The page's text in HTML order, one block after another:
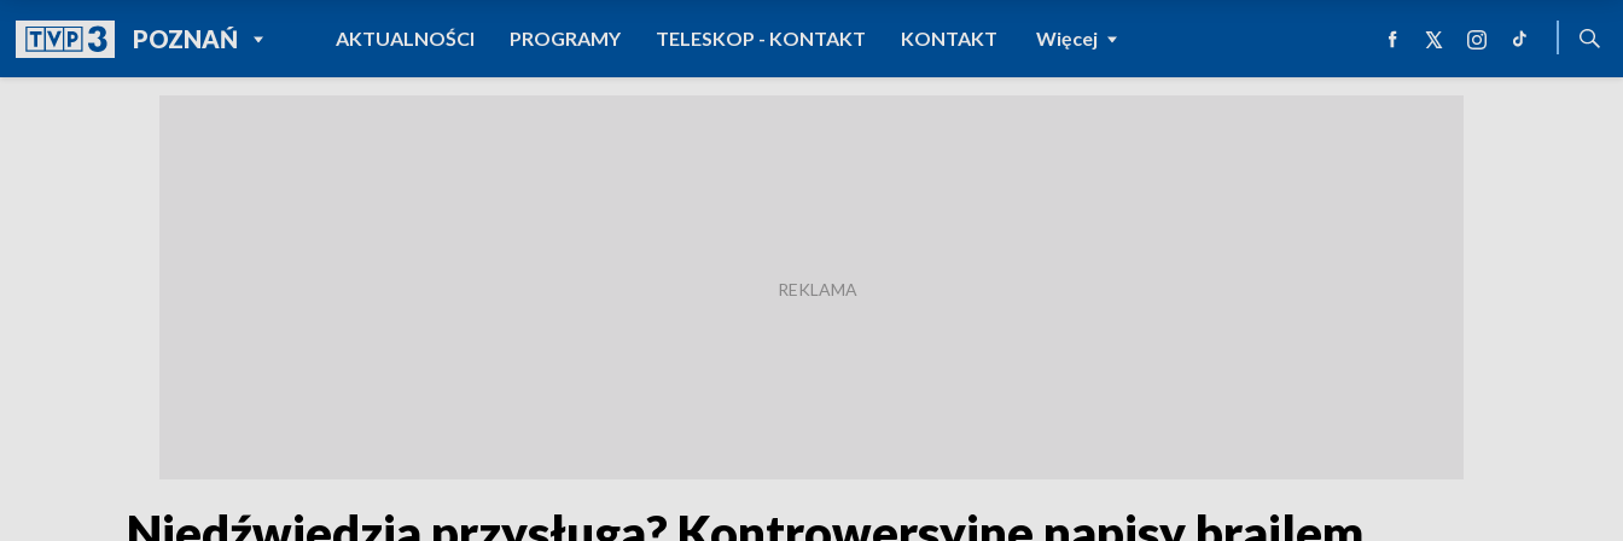
POZNAŃPOWRÓT DO
TVP REGIONY
AKTUALNOŚCI PROGRAMY TELESKOP - KONTAKT KONTAKT Więcej